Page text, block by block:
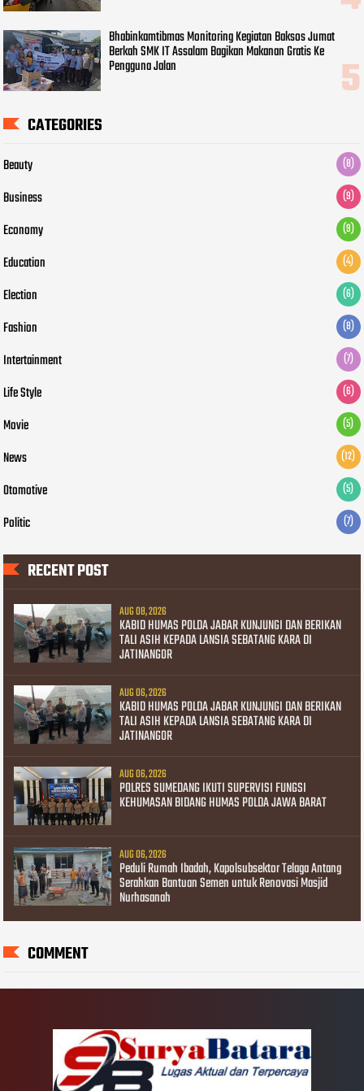
Bhabinkamtibmas Monitoring Kegiatan Baksos Jumat
Berkah SMK IT Assalam Bagikan Makanan Gratis Ke
Pengguna Jalan
CATEGORIES
Beauty (8)
Business (9)
Economy (9)
Education (4)
Election (6)
Fashion (8)
Intertainment (7)
Life Style (6)
Movie (5)
News (12)
Otomotive (5)
Politic (7)
RECENT POST
AUG 08, 2026
KABID HUMAS POLDA JABAR KUNJUNGI DAN BERIKAN
TALI ASIH KEPADA LANSIA SEBATANG KARA DI
JATINANGOR
AUG 06, 2026
KABID HUMAS POLDA JABAR KUNJUNGI DAN BERIKAN
TALI ASIH KEPADA LANSIA SEBATANG KARA DI
JATINANGOR
AUG 06, 2026
POLRES SUMEDANG IKUTI SUPERVISI FUNGSI
KEHUMASAN BIDANG HUMAS POLDA JAWA BARAT
AUG 06, 2026
Peduli Rumah Ibadah, Kapolsubsektor Telaga Antang
Serahkan Bantuan Semen untuk Renovasi Masjid
Nurhasanah
COMMENT